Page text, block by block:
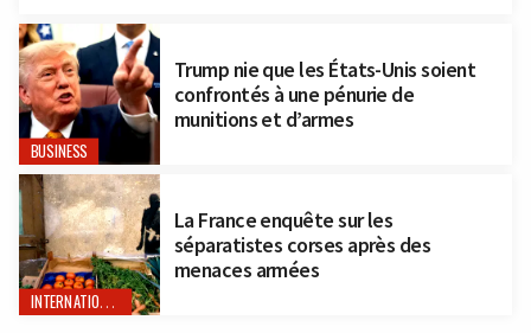
BUSINESS
Trump nie que les États-Unis soient
confrontés à une pénurie de
munitions et d’armes
INTERNATIONAL
La France enquête sur les
séparatistes corses après des
menaces armées